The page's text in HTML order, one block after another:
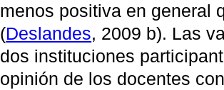
menos positiva en general
(Deslandes, 2009 b). Las
dos instituciones
opinión de los docentes